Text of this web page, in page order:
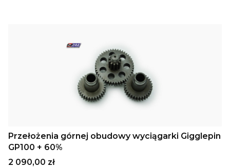
Przełożenia górnej obudowy wyciągarki Gigglepin
GP100 + 60%
Cena
2 090,00 zł